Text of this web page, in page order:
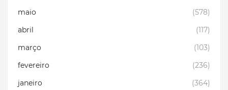
maio
(578)
abril
(117)
março
(103)
fevereiro
(236)
janeiro
(364)